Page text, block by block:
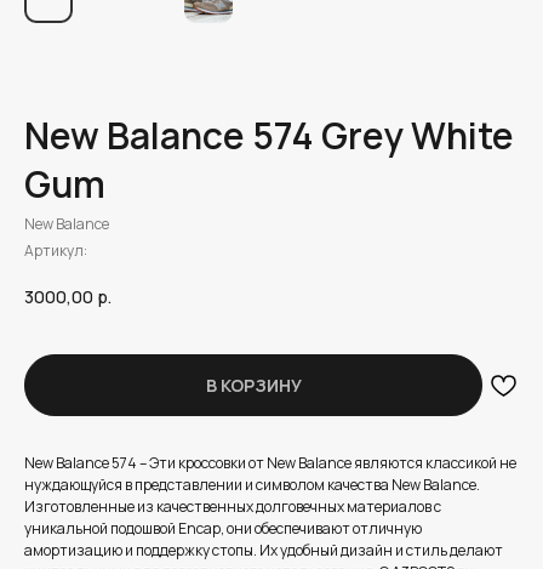
New Balance 574 Grey White
Gum
New Balance
Артикул:
3000,00 р.
В КОРЗИНУ
New Balance 574 – Эти кроссовки от New Balance являются классикой не
нуждающуйся в представлении и символом качества New Balance.
Изготовленные из качественных долговечных материалов с
уникальной подошвой Encap, они обеспечивают отличную
амортизацию и поддержку стопы. Их удобный дизайн и стиль делают